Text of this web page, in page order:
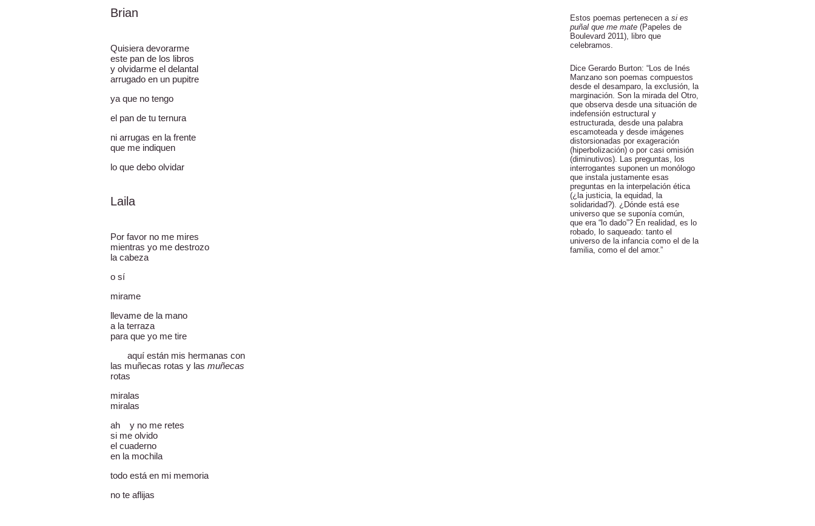
Brian
Quisiera devorarme
este pan de los libros
y olvidarme el delantal
arrugado en un pupitre
ya que no tengo
el pan de tu ternura
ni arrugas en la frente
que me indiquen
lo que debo olvidar
Laila
Por favor no me mires
mientras yo me destrozo
la cabeza
o sí
mirame
llevame de la mano
a la terraza
para que yo me tire
aquí están mis hermanas con
las muñecas rotas y las muñecas
rotas
miralas
miralas
ah y no me retes
si me olvido
el cuaderno
en la mochila
todo está en mi memoria
no te aflijas
Estos poemas pertenecen a si es
puñal que me mate (Papeles de
Boulevard 2011), libro que
celebramos.
Dice Gerardo Burton: “Los de Inés
Manzano son poemas compuestos
desde el desamparo, la exclusión, la
marginación. Son la mirada del Otro,
que observa desde una situación de
indefensión estructural y
estructurada, desde una palabra
escamoteada y desde imágenes
distorsionadas por exageración
(hiperbolización) o por casi omisión
(diminutivos). Las preguntas, los
interrogantes suponen un monólogo
que instala justamente esas
preguntas en la interpelación ética
(¿la justicia, la equidad, la
solidaridad?). ¿Dónde está ese
universo que se suponía común,
que era “lo dado”? En realidad, es lo
robado, lo saqueado: tanto el
universo de la infancia como el de la
familia, como el del amor.”